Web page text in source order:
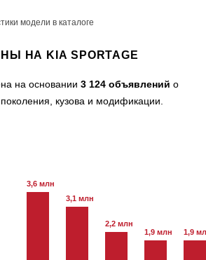
модели в каталоге
НА KIA SPORTAGE
на основании 3 124 объявлений о
кузова и модификации.
3,6 млн
3,1 млн
2,2 млн
1,9 млн 1,9